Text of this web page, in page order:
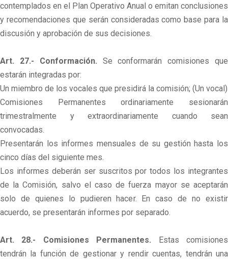
contemplados en el Plan Operativo Anual o emitan conclusiones
y recomendaciones que serán consideradas como base para la
discusión y aprobación de sus decisiones.
Art. 27.- Conformación. Se conformarán comisiones que
estarán integradas por:
Un miembro de los vocales que presidirá la comisión; (Un vocal)
Comisiones Permanentes ordinariamente sesionarán
trimestralmente y extraordinariamente cuando sean
convocadas.
Presentarán los informes mensuales de su gestión hasta los
cinco días del siguiente mes.
Los informes deberán ser suscritos por todos los integrantes
de la Comisión, salvo el caso de fuerza mayor se aceptarán
solo de quienes lo pudieren hacer. En caso de no existir
acuerdo, se presentarán informes por separado.
Art. 28.- Comisiones Permanentes. Estas comisiones
tendrán la función de gestionar y rendir cuentas, tendrán una